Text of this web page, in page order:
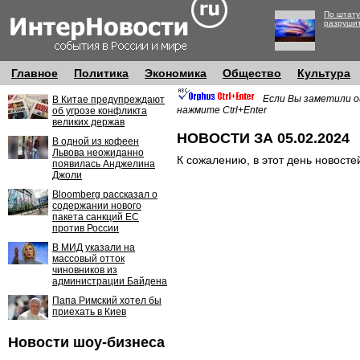
По
Главное Политика Экономика Общество Культура
В Китае предупреждают
об угрозе конфликта
великих держав
В одной из кофеен
Львова неожиданно
появилась Анджелина
Джоли
Bloomberg рассказал о
содержании нового
пакета санкций ЕС
против России
В МИД указали на
массовый отток
чиновников из
администрации Байдена
Папа Римский хотел бы
приехать в Киев
Новости шоу-бизнеса
Если Вы заметили
нажмите Ctrl+Enter
НОВОСТИ ЗА 05.02.2024
К сожалению, в этот день